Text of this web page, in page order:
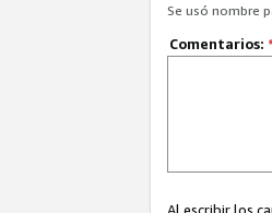
Se usó nombre
Comentarios: *